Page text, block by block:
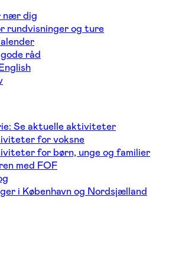
dig
rundvisninger og ture
råd
Se aktuelle aktiviteter
for voksne
for børn, unge og familier
med FOF
i København og Nordsjælland